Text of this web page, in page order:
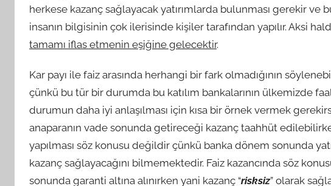
herkese kazanç sağlayacak yatırımlarda bulunması gerekir
insanın bilgisinin çok ilerisinde kişiler tarafından yapılır. Aksi
tamamı iflas etmenin eşiğine gelecektir.
Kar payı ile faiz arasında herhangi bir fark olmadığının
çünkü bu tür bir durumda bu katılım bankalarının ülkemizde
durumun daha iyi anlaşılması için kısa bir örnek vermek
anaparanın vade sonunda getireceği kazanç taahhüt
yapılması söz konusu değildir çünkü banka dönem sonunda
kazanç sağlayacağını bilmemektedir. Faiz kazancında söz
sonunda garanti altına alınırken yani kazanç “risksiz” olarak